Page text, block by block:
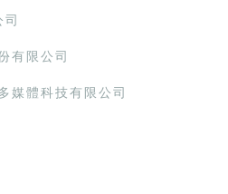
有限公司
媒體科技有限公司